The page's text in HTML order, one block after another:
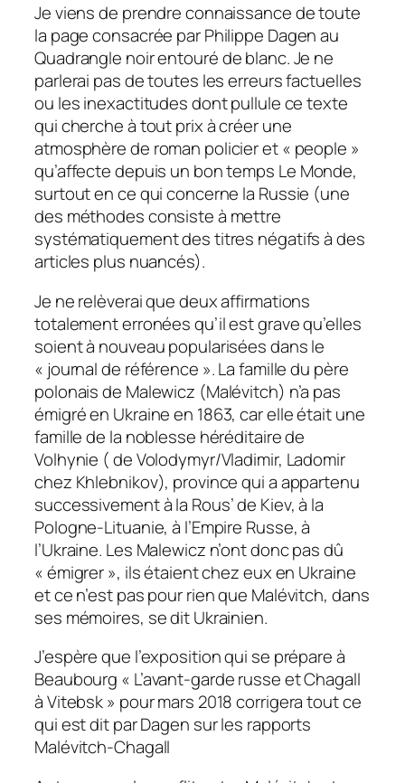
Je viens de prendre connaissance de toute
la page consacrée par Philippe Dagen au
Quadrangle noir entouré de blanc. Je ne
parlerai pas de toutes les erreurs factuelles
ou les inexactitudes dont pullule ce texte
qui cherche à tout prix à créer une
atmosphère de roman policier et « people »
qu’affecte depuis un bon temps Le Monde,
surtout en ce qui concerne la Russie (une
des méthodes consiste à mettre
systématiquement des titres négatifs à des
articles plus nuancés).
Je ne relèverai que deux affirmations
totalement erronées qu’il est grave qu’elles
soient à nouveau popularisées dans le
« journal de référence ». La famille du père
polonais de Malewicz (Malévitch) n’a pas
émigré en Ukraine en 1863, car elle était une
famille de la noblesse héréditaire de
Volhynie ( de Volodymyr/Vladimir, Ladomir
chez Khlebnikov), province qui a appartenu
successivement à la Rous’ de Kiev, à la
Pologne-Lituanie, à l’Empire Russe, à
l’Ukraine. Les Malewicz n’ont donc pas dû
« émigrer », ils étaient chez eux en Ukraine
et ce n’est pas pour rien que Malévitch, dans
ses mémoires, se dit Ukrainien.
J’espère que l’exposition qui se prépare à
Beaubourg « L’avant-garde russe et Chagall
à Vitebsk » pour mars 2018 corrigera tout ce
qui est dit par Dagen sur les rapports
Malévitch-Chagall